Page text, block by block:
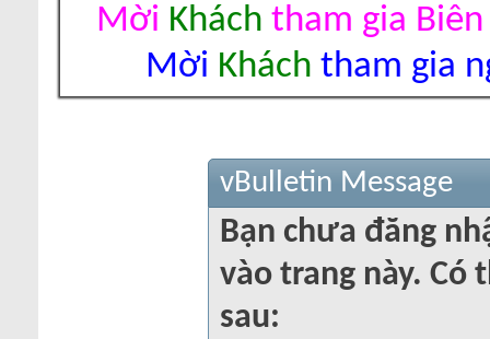
Mời Khách tham gia
Mời Khách tham gia
vBulletin Message
Bạn chưa đăng
vào trang này. Có
sau: